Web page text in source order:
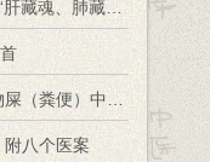
肾藏精、脾藏意、肾藏志”？
中药的用法和疗效
八个医案